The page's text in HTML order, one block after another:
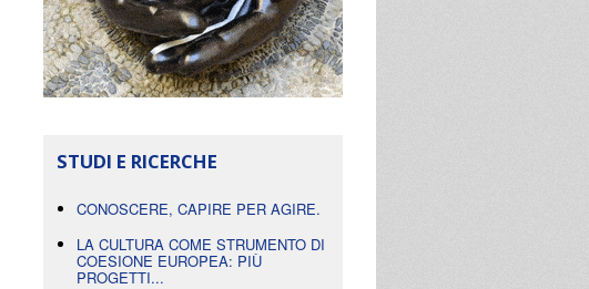
STUDI E RICERCHE
CONOSCERE, CAPIRE PER AGIRE.
LA CULTURA COME STRUMENTO DI
COESIONE EUROPEA: PIÙ
PROGETTI...